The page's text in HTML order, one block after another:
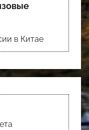
в Китае